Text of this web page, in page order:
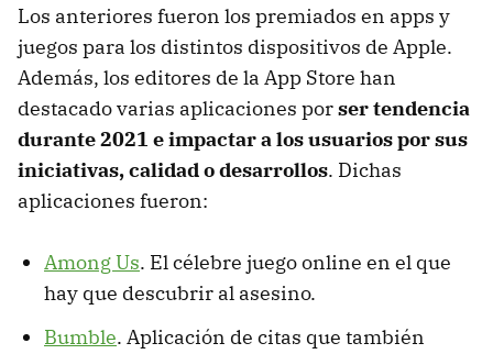
Los anteriores fueron los premiados en apps y
juegos para los distintos dispositivos de Apple.
Además, los editores de la App Store han
destacado varias aplicaciones porser tendencia
durante 2021 e impactar a los usuarios por sus
iniciativas, calidad o desarrollos. Dichas
aplicaciones fueron:
Among Us. El célebre juego online en el que
hay que descubrir al asesino.
Bumble. Aplicación de citas que también